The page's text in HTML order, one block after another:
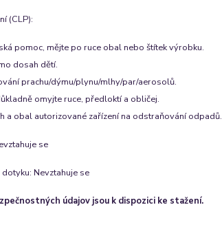
(CLP):
pomoc, mějte po ruce obal nebo štítek výrobku.
dosah dětí.
prachu/dýmu/plynu/mlhy/par/aerosolů.
omyjte ruce, předloktí a obličej.
a obal autorizované zařízení na odstraňování odpadů.
se
: Nevztahuje se
údajov jsou k dispozici ke stažení.